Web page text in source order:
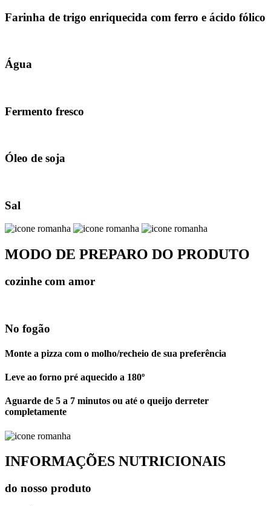
Farinha de trigo enriquecida com ferro e ácido fólico
Água
Fermento fresco
Óleo de soja
Sal
MODO DE PREPARO DO PRODUTO
cozinhe com amor
No fogão
Monte a pizza com o molho/recheio de sua preferência
Leve ao forno pré aquecido a 180º
Aguarde de 5 a 7 minutos ou até o queijo derreter
completamente
INFORMAÇÕES NUTRICIONAIS
do nosso produto